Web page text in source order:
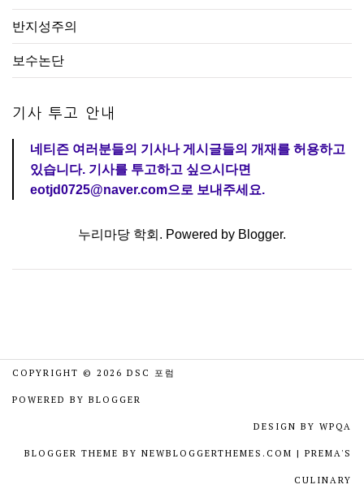
반지성주의
보수논단
기사 투고 안내
네티즌 여러분들의 기사나 게시글들의 개재를 허용하고
있습니다. 기사를 투고하고 싶으시다면
eotjd0725@naver.com으로 보내주세요.
누리마당 학회. Powered by Blogger.
COPYRIGHT © 2026 DSC 포럼
POWERED BY BLOGGER
DESIGN BY WPQA
BLOGGER THEME BY NEWBLOGGERTHEMES.COM | PREMA'S
CULINARY